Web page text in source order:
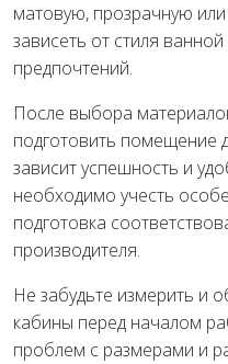
матовую, прозрачную
зависеть от стиля
предпочтений.
После выбора
подготовить помещение
зависит успешность и
необходимо учесть
подготовка
производителя.
Не забудьте измерить и
кабины перед началом
проблем с размерами и